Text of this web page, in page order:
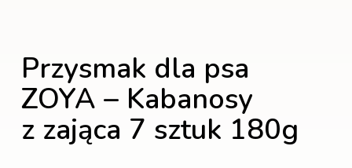
Przysmak dla psa
ZOYA – Kabanosy
z zająca 7 sztuk 180g